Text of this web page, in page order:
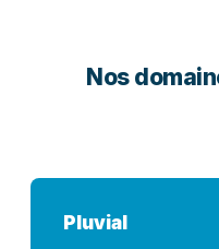
Nos
Pluvial